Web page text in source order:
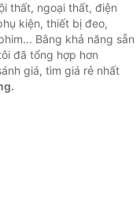
thất, ngoại thất, điện
kiện, thiết bị đeo,
Bằng khả năng sẵn
đã tổng hợp hơn
giá, tìm giá rẻ nhất